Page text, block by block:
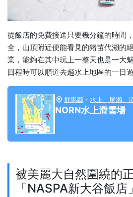
從飯店的免費接送只要幾分鐘的時間
全，山頂附近便能看見的猪苗代湖的
業，能夠在其中玩上一整天也是一大
回程時可以順道去趟水上地區的一日
群馬縣 ・ 水上、尾瀨、
NORN水上滑雪場
被美麗大自然圍繞的
「NASPA新大谷飯店」